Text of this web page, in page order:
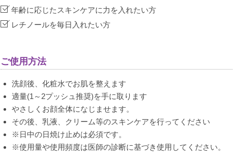
年齢に応じたスキンケアに力を入れたい方
レチノールを毎日入れたい方
ご使用方法
洗顔後、化粧水でお肌を整えます
適量(1～2プッシュ推奨)を手に取ります
やさしくお顔全体になじませます。
その後、乳液、クリーム等のスキンケアを行ってください
※日中の日焼け止めは必須です。
※使用量や使用頻度は医師の診断に基づき使用してください。